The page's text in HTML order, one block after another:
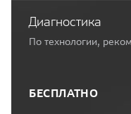
Диагностика
По технологии,
БЕСПЛАТНО